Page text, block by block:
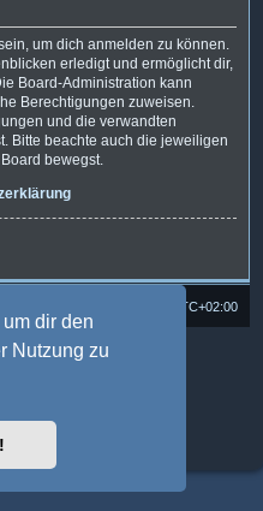
dir den
Nutzung zu
um dich anmelden zu können.
erledigt und ermöglicht dir,
Board-Administration kann
Berechtigungen zuweisen.
und die verwandten
Bitte beachte auch die jeweiligen
bewegst.
UTC+02:00
© phpBB Limited